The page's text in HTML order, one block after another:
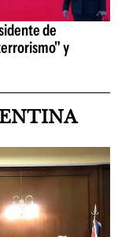
de
y